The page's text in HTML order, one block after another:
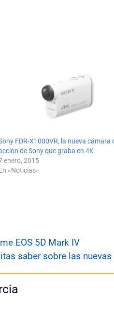
FDR-X1000VR, la nueva cámara
de Sony que graba en 4K
enero, 2015
«Noticias»
EOS 5D Mark IV
saber sobre las